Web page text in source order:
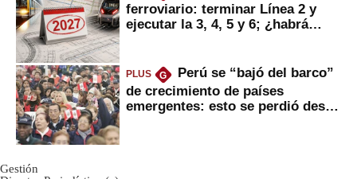
ferroviario: terminar Línea 2 y
ejecutar la 3, 4, 5 y 6; ¿habrá
PLUS G
Perú se “bajó del barco”
de crecimiento de países
emergentes: esto se perdió desde
Gestión